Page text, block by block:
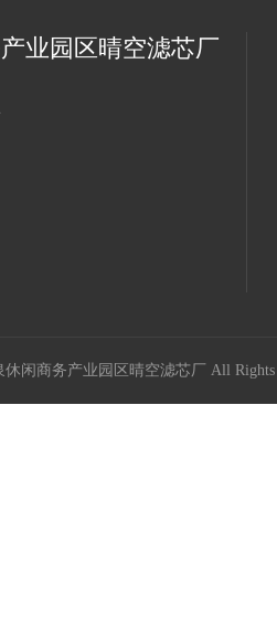
业园区晴空滤芯厂
休闲商务产业园区晴空滤芯厂 All